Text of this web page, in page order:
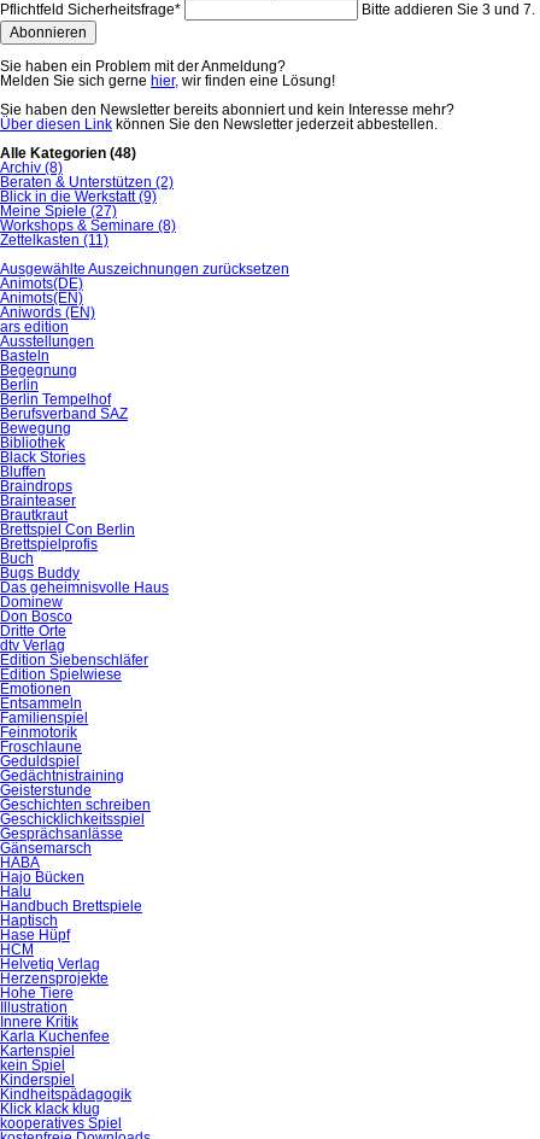
Pflichtfeld Sicherheitsfrage*
Bitte addieren Sie 3 und 7.
Abonnieren
Sie haben ein Problem mit der Anmeldung?
Melden Sie sich gerne hier, wir finden eine Lösung!
Sie haben den Newsletter bereits abonniert und kein Interesse mehr?
Über diesen Link können Sie den Newsletter jederzeit abbestellen.
Alle Kategorien (48)
Archiv (8)
Beraten & Unterstützen (2)
Blick in die Werkstatt (9)
Meine Spiele (27)
Workshops & Seminare (8)
Zettelkasten (11)
Ausgewählte Auszeichnungen zurücksetzen
Animots(DE)
Animots(EN)
Aniwords (EN)
ars edition
Ausstellungen
Basteln
Begegnung
Berlin
Berlin Tempelhof
Berufsverband SAZ
Bewegung
Bibliothek
Black Stories
Bluffen
Braindrops
Brainteaser
Brautkraut
Brettspiel Con Berlin
Brettspielprofis
Buch
Bugs Buddy
Das geheimnisvolle Haus
Dominew
Don Bosco
Dritte Orte
dtv Verlag
Edition Siebenschläfer
Edition Spielwiese
Emotionen
Entsammeln
Familienspiel
Feinmotorik
Froschlaune
Geduldspiel
Gedächtnistraining
Geisterstunde
Geschichten schreiben
Geschicklichkeitsspiel
Gesprächsanlässe
Gänsemarsch
HABA
Hajo Bücken
Halu
Handbuch Brettspiele
Haptisch
Hase Hüpf
HCM
Helvetiq Verlag
Herzensprojekte
Hohe Tiere
Illustration
Innere Kritik
Karla Kuchenfee
Kartenspiel
kein Spiel
Kinderspiel
Kindheitspädagogik
Klick klack klug
kooperatives Spiel